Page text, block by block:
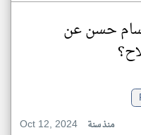
حسن عن
Oct 12, 2024
منذ سنة